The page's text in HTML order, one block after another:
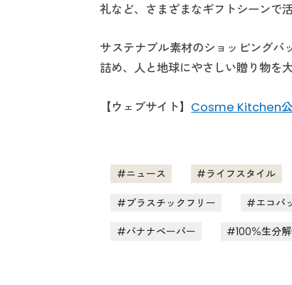
礼など、さまざまなギフトシーンで
サステナブル素材のショッピングバ
詰め、人と地球にやさしい贈り物を
【ウェブサイト】 Cosme Kitchen公
ニュース ライフスタイル
プラスチックフリー エコパ
バナナペーパー 100％生分